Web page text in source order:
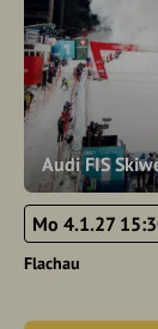
Audi FIS
Mo 4.1.27
Flachau